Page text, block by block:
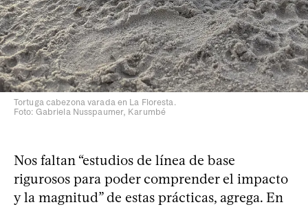
Tortuga cabezona varada en La Floresta.
Foto: Gabriela Nusspaumer, Karumbé
Nos faltan “estudios de línea de base
rigurosos para poder comprender el impacto
y la magnitud” de estas prácticas, agrega. En